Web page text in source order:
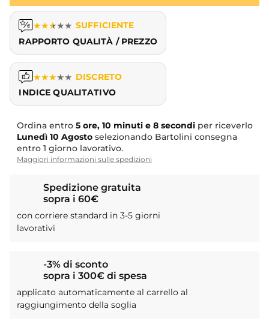
★★★★★ SUFFICIENTE
RAPPORTO QUALITÀ / PREZZO
★★★★★ DISCRETO
INDICE QUALITATIVO
Ordina entro 5 ore, 10 minuti e 7 secondi per riceverlo
Lunedì 10 Agosto selezionando Bartolini consegna
entro 1 giorno lavorativo.
Maggiori informazioni sulle spedizioni
Spedizione gratuita
sopra i 60€
con corriere standard in 3-5 giorni
lavorativi
-3% di sconto
sopra i 300€ di spesa
applicato automaticamente al carrello al
raggiungimento della soglia